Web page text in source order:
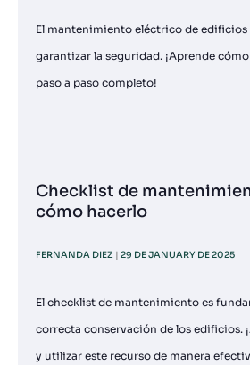
El mantenimiento eléctrico de edificios
garantizar la seguridad. ¡Aprende
paso a paso completo!
Checklist de
cómo hacerlo
FERNANDA DIEZ 29 DE JANUARY DE 2025
El checklist de mantenimiento es
correcta conservación de los edificios.
y utilizar este recurso de manera